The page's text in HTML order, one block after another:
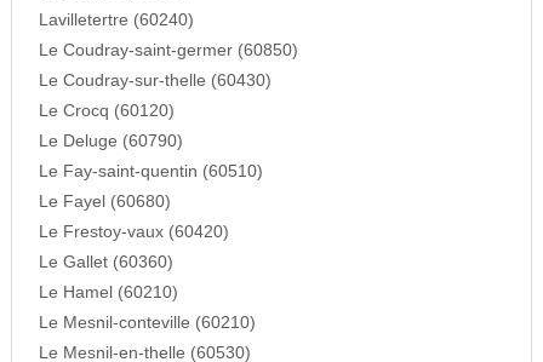
Lavilletertre (60240)
Le Coudray-saint-germer (60850)
Le Coudray-sur-thelle (60430)
Le Crocq (60120)
Le Deluge (60790)
Le Fay-saint-quentin (60510)
Le Fayel (60680)
Le Frestoy-vaux (60420)
Le Gallet (60360)
Le Hamel (60210)
Le Mesnil-conteville (60210)
Le Mesnil-en-thelle (60530)